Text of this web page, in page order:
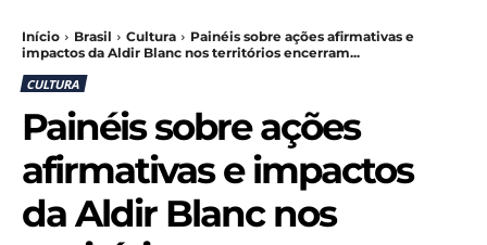
Início Brasil Cultura
Painéis sobre ações afirmativas e
impactos da Aldir Blanc nos territórios encerram...
CULTURA
Painéis sobre ações
afirmativas e impactos
da Aldir Blanc nos